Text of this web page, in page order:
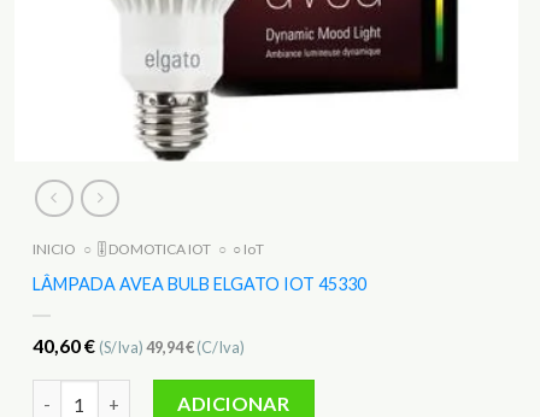
INICIO ○ 🎚️ DOMOTICA IOT ○ ○ IoT
LÂMPADA AVEA BULB ELGATO IOT 45330
40,60€ (S/Iva)49,94€(C/Iva)
ADICIONAR